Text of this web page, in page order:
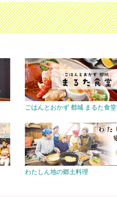
ごはんとおかず 都城 まるた食堂
わたしん地の郷土料理